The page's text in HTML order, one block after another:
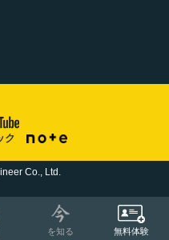
ク
Co., Ltd.
を知る 無料体験